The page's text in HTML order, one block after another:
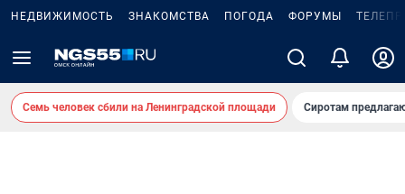
НЕДВИЖИМОСТЬ ЗНАКОМСТВА ПОГОДА ФОРУМЫ
Семь человек сбили на Ленинградской площади Сиротам